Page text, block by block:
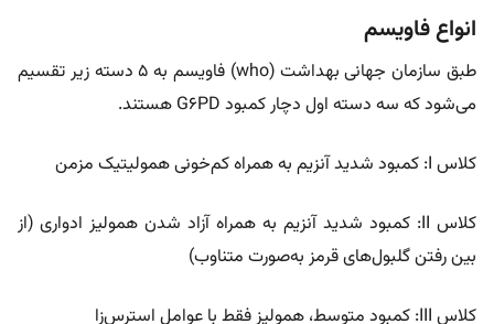
انواع فاویسم
طبق سازمان جهانی بهداشت (who) فاویسم به ۵ دسته زیر تقسیم
می‌شود که سه دسته اول دچار کمبود G6PD هستند.
کلاس I: کمبود شدید آنزیم به همراه کم‌خونی همولیتیک مزمن
کلاس II: کمبود شدید آنزیم به همراه آزاد شدن همولیز ادواری (از
بین رفتن گلبول‌های قرمز به‌صورت متناوب)
کلاس III: کمبود متوسط، همولیز فقط با عوامل استرس‌زا